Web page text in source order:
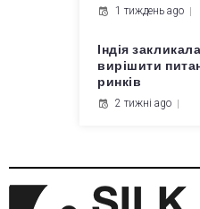
1 тиждень ago
Індія
вирішити
ринків
2 тижні ago